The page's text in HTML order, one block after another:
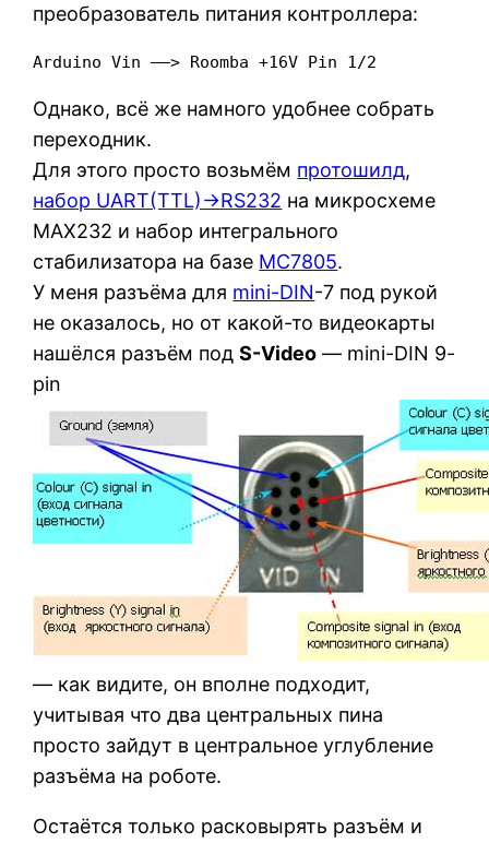
преобразователь питания контроллера:
Arduino Vin ——> Roomba +16V Pin 1/2
Однако, всё же намного удобнее собрать
переходник.
Для этого просто возьмём протошилд,
набор UART(TTL)->RS232 на микросхеме
MAX232 и набор интегрального
стабилизатора на базе MC7805.
У меня разъёма для mini-DIN-7 под рукой
не оказалось, но от какой-то видеокарты
нашёлся разъём подS-Video — mini-DIN 9-
pin
— как видите, он вполне подходит,
учитывая что два центральных пина
просто зайдут в центральное углубление
разъёма на роботе.
Остаётся только расковырять разъём и